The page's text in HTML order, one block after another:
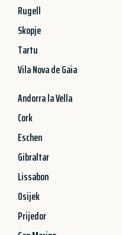
Rugell
Skopje
Tartu
Vila Nova de Gaia
Andorra la Vella
Cork
Eschen
Gibraltar
Lissabon
Osijek
Prijedor